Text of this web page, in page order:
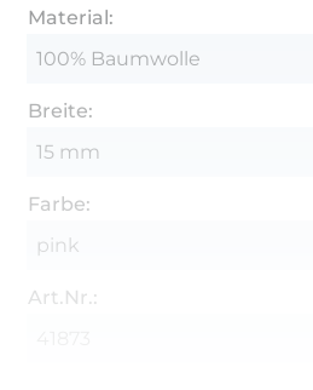
Material:
100% Baumwolle
Breite:
15 mm
Farbe:
pink
Art.Nr.: